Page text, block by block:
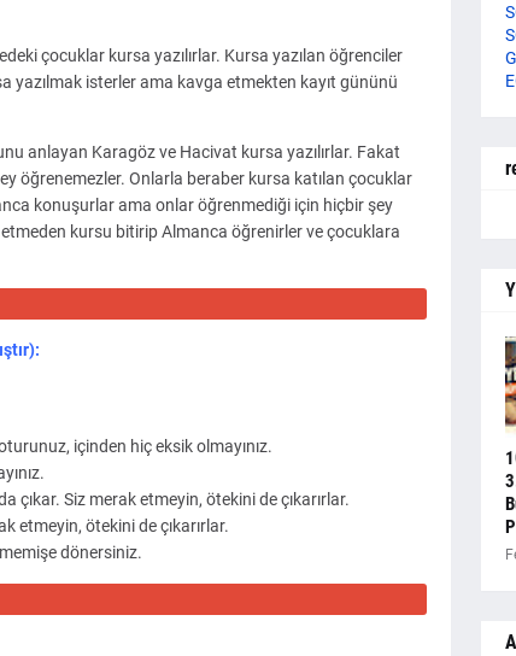
çocuklar kursa yazılırlar. Kursa yazılan öğrenciler
yazılmak isterler ama kavga etmekten kayıt gününü
anlayan Karagöz ve Hacivat kursa yazılırlar. Fakat
öğrenemezler. Onlarla beraber kursa katılan çocuklar
konuşurlar ama onlar öğrenmediği için hiçbir şey
kursu bitirip Almanca öğrenirler ve çocuklara
içinden hiç eksik olmayınız.
çıkar. Siz merak etmeyin, ötekini de çıkarırlar.
etmeyin, ötekini de çıkarırlar.
dönersiniz.